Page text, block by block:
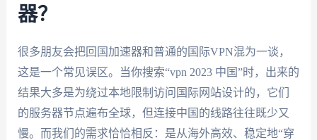
器？
很多朋友会把回国加速器和普通的国际VPN混为一谈，
这是一个常见误区。当你搜索“vpn 2023 中国”时，出来的
结果大多是为绕过本地限制访问国际网站设计的，它们
的服务器节点遍布全球，但连接中国的线路往往既少又
慢。而我们的需求恰恰相反：是从海外高效、稳定地“穿